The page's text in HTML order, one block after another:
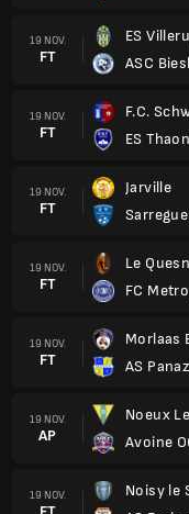
19 NOV.
FT
ES
ASC
19 NOV.
FT
F.C.
ES Thaon
19 NOV.
FT
Jarville
19 NOV.
FT
Le
FC
19 NOV.
FT
Morlaas
AS
19 NOV.
AP
Noeux
Avoine
19 NOV.
Noisy le